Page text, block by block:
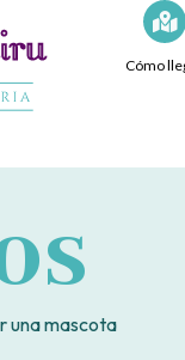
Cómo
una mascota